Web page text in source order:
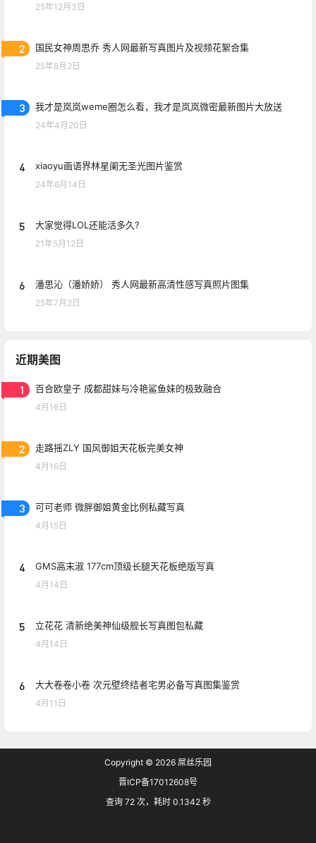
25年12月3日
2 国民女神周思乔 秀人网最新写真图片及视频花絮合集
25年8月2日
3 我才是岚岚weme圈怎么看，我才是岚岚微密最新图片大放送
24年4月20日
4 xiaoyu画语界林星阑无圣光图片鉴赏
24年6月14日
5 大家觉得LOL还能活多久?
21年5月12日
6 潘思沁（潘娇娇） 秀人网最新高清性感写真照片图集
25年7月2日
近期美图
1 百合欧皇子 成都甜妹与冷艳鲨鱼妹的极致融合
4月16日
2 走路摇ZLY 国风御姐天花板完美女神
4月16日
3 可可老师 微胖御姐黄金比例私藏写真
4月15日
4 GMS高末淑 177cm顶级长腿天花板绝版写真
4月14日
5 立花花 清新绝美神仙级舰长写真图包私藏
4月14日
6 大大卷卷小卷 次元壁终结者宅男必备写真图集鉴赏
4月11日
Copyright © 2026 屌丝乐园
晋ICP备17012608号
查询 72 次，耗时 0.1342 秒